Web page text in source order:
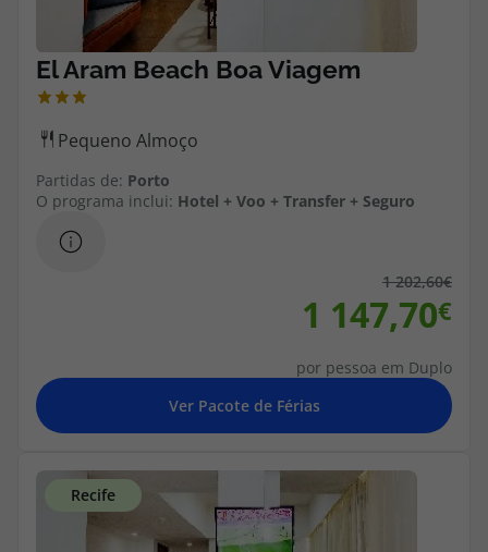
Cruzeiros
Promoções
Especialistas
Cheque Viagem
Rede de Lojas
Área de Cliente
Agências
Partidas de: Porto
O programa inclui: Hotel + Voo + Transfer + Seguro
1 202,60
1 147,70
por pessoa em Duplo